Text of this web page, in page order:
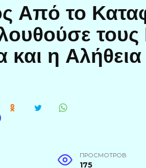
Από το
τους
και η
ПРОСМОТРОВ
175